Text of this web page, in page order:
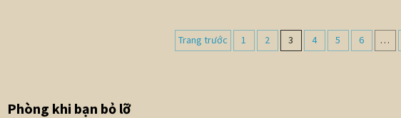
Trang trước 1 2 3 4 5 6 …
Phòng khi bạn bỏ lỡ